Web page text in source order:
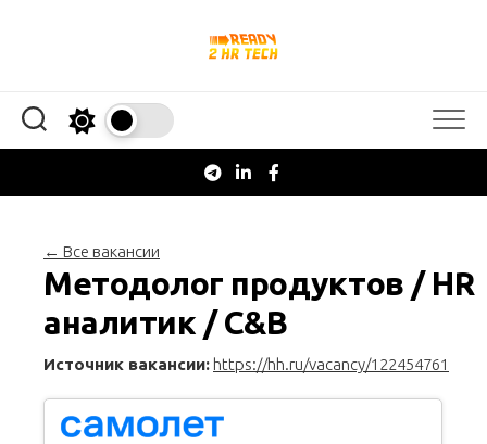
← Все вакансии
Методолог продуктов / HR
аналитик / C&B
Источник вакансии: https://hh.ru/vacancy/122454761